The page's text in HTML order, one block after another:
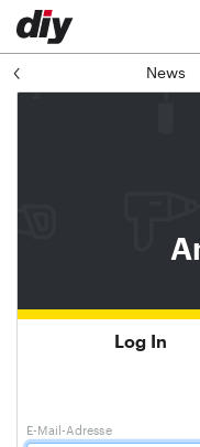
News
Log In
E-Mail-Adresse